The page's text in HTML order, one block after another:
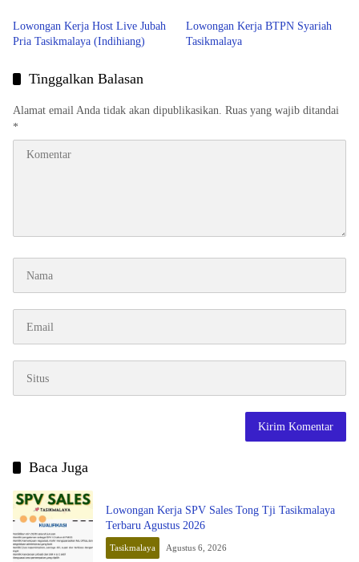
Lowongan Kerja Host Live Jubah
Pria Tasikmalaya (Indihiang)
Lowongan Kerja BTPN Syariah
Tasikmalaya
Tinggalkan Balasan
Alamat email Anda tidak akan dipublikasikan. Ruas yang wajib ditandai
*
Baca Juga
Lowongan Kerja SPV Sales Tong Tji Tasikmalaya
Terbaru Agustus 2026
Tasikmalaya Agustus 6, 2026